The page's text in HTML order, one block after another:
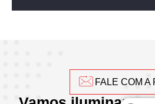
FALE COM A